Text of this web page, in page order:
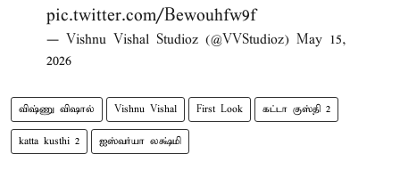
pic.twitter.com/Bewouhfw9f
— Vishnu Vishal Studioz (@VVStudioz) May 15,
2026
விஷ்ணு விஷால் Vishnu Vishal First Look கட்டா குஸ்தி 2
katta kusthi 2 ஐஸ்வர்யா லக்ஷ்மி